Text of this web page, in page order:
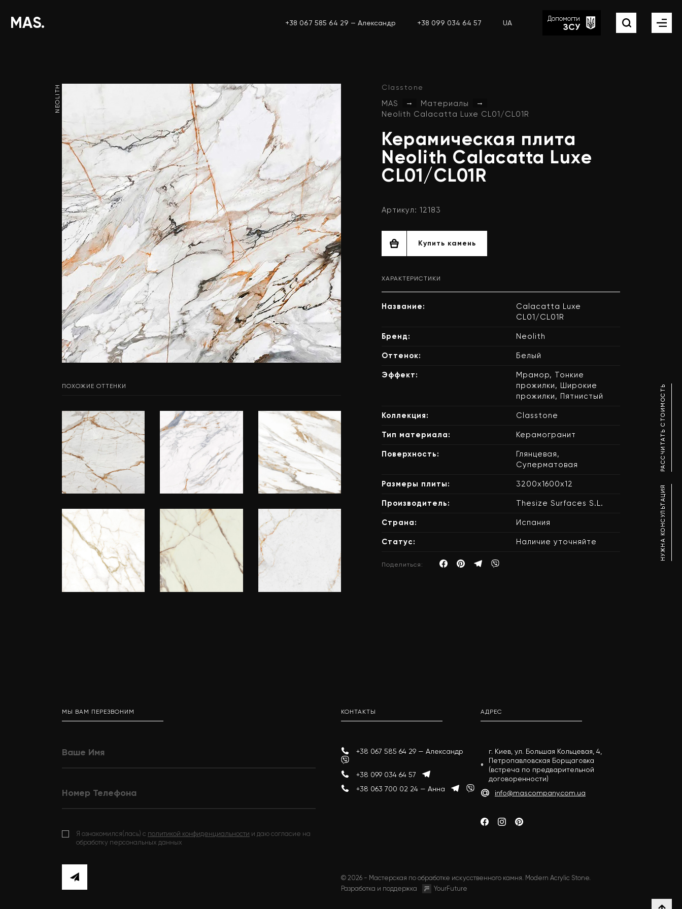
MAS. +38 067 585 64 29 — Александр +38 099 034 64 57 UA
Допомогти
ЗСУ
NEOLITH
ПОХОЖИЕ ОТТЕНКИ
Dekton
Reverie
Apuan
Sculpture
White
Xtone
Calacatta
Gold
Classtone
MAS → Материалы →
Neolith Calacatta Luxe CL01/CL01R
Керамическая плита
Neolith Calacatta Luxe
CL01/CL01R
Артикул: 12183
Купить камень
ХАРАКТЕРИСТИКИ
Название:
Calacatta Luxe
CL01/CL01R
Бренд: Neolith
Оттенок: Белый
Эффект:
Мрамор, Тонкие
прожилки, Широкие
прожилки, Пятнистый
Коллекция: Classtone
Тип материала: Керамогранит
Поверхность:
Глянцевая,
Суперматовая
Размеры плиты: 3200х1600х12
Производитель: Thesize Surfaces S.L.
Страна: Испания
Статус: Наличие уточняйте
Поделиться:
НУЖНА КОНСУЛЬТАЦИЯ
РАССЧИТАТЬ СТОИМОСТЬ
МЫ ВАМ ПЕРЕЗВОНИМ
Я ознакомился(лась) с политикой конфиденциальности и даю согласие на
обработку персональных данных
КОНТАКТЫ
+38 067 585 64 29 — Александр
+38 099 034 64 57
+38 063 700 02 24 — Анна
АДРЕС
г. Киев, ул. Большая Кольцевая, 4,
Петропавловская Борщаговка
(встреча по предварительной
договоренности)
info@mascompany.com.ua
© 2026 - Мастерская по обработке искусственного камня. Modern Acrylic Stone.
Разработка и поддержка
YourFuture